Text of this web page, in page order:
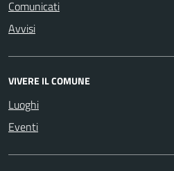
Comunicati
Avvisi
VIVERE IL COMUNE
Luoghi
Eventi